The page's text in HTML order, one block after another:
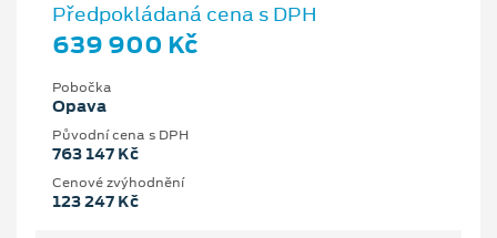
Předpokládaná cena s DPH
639 900 Kč
Pobočka
Opava
Původní cena s DPH
763 147 Kč
Cenové zvýhodnění
123 247 Kč